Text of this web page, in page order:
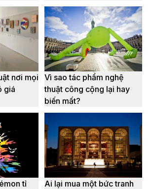
nơi mọi
giá
Vì sao tác phẩm nghệ
thuật công cộng lại hay
biến mất?
tỉ
Ai lại mua một bức tranh